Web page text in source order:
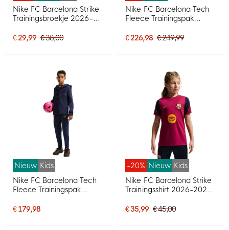
Nike FC Barcelona Strike
Trainingsbroekje 2026-
Rood Geel
€ 29,99 € 38,00
Nike FC Barcelona Tech
Fleece Trainingspak
Zwart Geel Roze
€ 226,98 € 249,99
Nieuw Kids
Nike FC Barcelona Tech
Fleece Trainingspak
Donkerblauw Zwart Geel
€ 179,98
-20% Nieuw Kids
Nike FC Barcelona Strike
Trainingsshirt 2026-2027
Geel
€ 35,99 € 45,00